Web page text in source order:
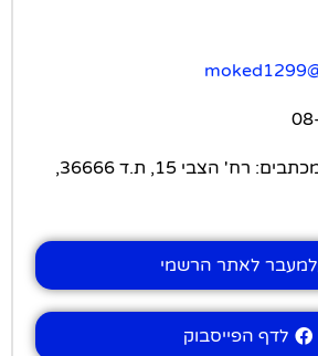
כתובת לשליחת מכתבים: רח' הצבי 15, ת.ד 36666,
למעבר לאתר הרשמי
לדף הפייסבוק